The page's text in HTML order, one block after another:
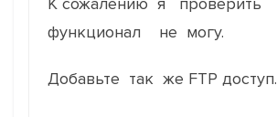
функционал не могу.
Добавьте так же FTP доступ.